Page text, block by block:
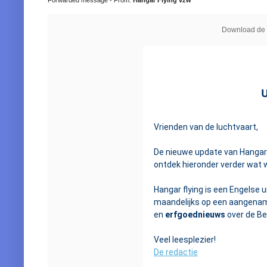
Download
Vrienden van de luchtvaart,
De nieuwe update van
ontdek hieronder verder wat
Hangar flying is een Engelse
maandelijks op een
en erfgoednieuws over de
Veel leesplezier!
De redactie